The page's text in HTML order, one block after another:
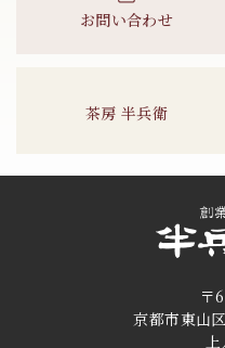
お問い合わせ
茶房 半兵衛
〒
京都市東山
上